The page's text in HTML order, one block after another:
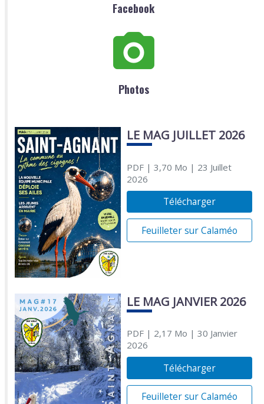
Facebook
Photos
LE MAG JUILLET 2026
PDF| 3,70 Mo | 23 Juillet
2026
Télécharger
Feuilleter sur Calaméo
LE MAG JANVIER 2026
PDF| 2,17 Mo | 30 Janvier
2026
Télécharger
Feuilleter sur Calaméo